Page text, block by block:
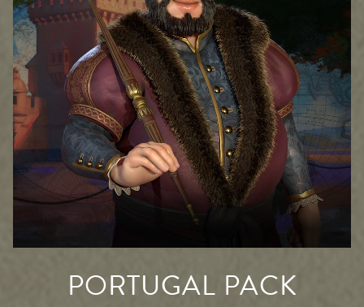
PORTUGAL PACK